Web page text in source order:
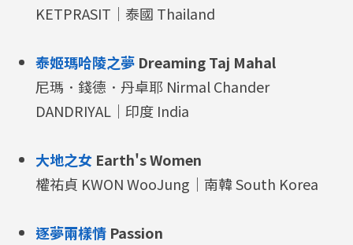
KETPRASIT｜泰國 Thailand
泰姬瑪哈陵之夢 Dreaming Taj Mahal
尼瑪．錢德．丹卓耶 Nirmal Chander
DANDRIYAL｜印度 India
大地之女 Earth's Women
權祐貞 KWON WooJung｜南韓 South Korea
逐夢兩樣情 Passion